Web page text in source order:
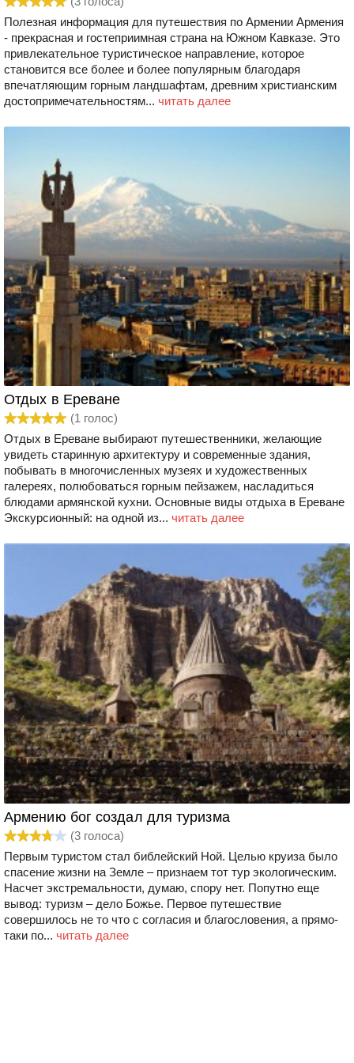
Полезная информация для путешествия по Армении Армения
- прекрасная и гостеприимная страна на Южном Кавказе. Это
привлекательное туристическое направление, которое
становится все более и более популярным благодаря
впечатляющим горным ландшафтам, древним христианским
достопримечательностям... читать далее
Отдых в Ереване
(1 голос)
Отдых в Ереване выбирают путешественники, желающие
увидеть старинную архитектуру и современные здания,
побывать в многочисленных музеях и художественных
галереях, полюбоваться горным пейзажем, насладиться
блюдами армянской кухни. Основные виды отдыха в Ереване
Экскурсионный: на одной из... читать далее
Армению бог создал для туризма
(3 голоса)
Первым туристом стал библейский Ной. Целью круиза было
спасение жизни на Земле – признаем тот тур экологическим.
Насчет экстремальности, думаю, спору нет. Попутно еще
вывод: туризм – дело Божье. Первое путешествие
совершилось не то что с согласия и благословения, а прямо-
таки по... читать далее